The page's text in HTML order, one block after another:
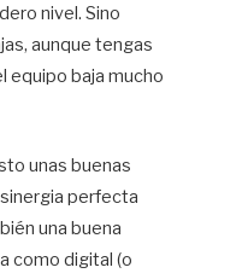
nivel. Sino
aunque tengas
equipo baja mucho
unas buenas
perfecta
una buena
como digital (o